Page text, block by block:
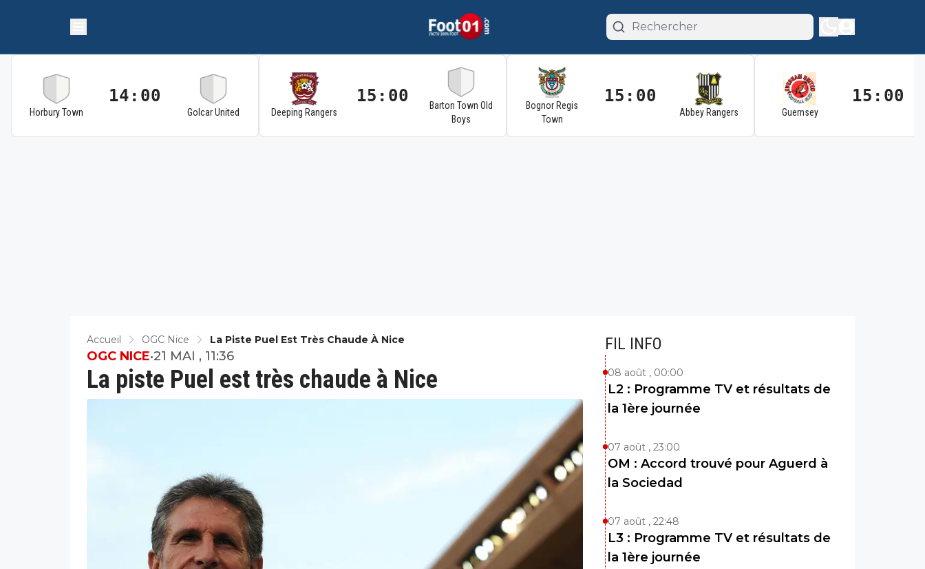
Horbury Town
14:00
Golcar United Deeping Rangers
15:00
Barton Town Old
Boys
Bognor Regis
Town
15:00
Abbey Rangers Guernsey
15:00
Accueil OGC Nice La Piste Puel Est Très Chaude À Nice
La piste Puel est très chaude à Nice
OGC NICE•21 MAI , 11:36
FIL INFO
08 août , 00:00
L2 : Programme TV et résultats de
la 1ère journée
07 août , 23:00
OM : Accord trouvé pour Aguerd à
la Sociedad
07 août , 22:48
L3 : Programme TV et résultats de
la 1ère journée